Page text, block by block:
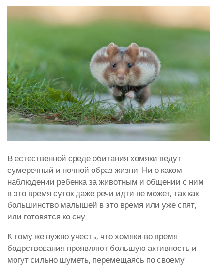
В естественной среде обитания хомяки ведут
сумеречный и ночной образ жизни. Ни о каком
наблюдении ребенка за животным и общении с ним
в это время суток даже речи идти не может, так как
большинство малышей в это время или уже спят,
или готовятся ко сну.
К тому же нужно учесть, что хомяки во время
бодрствования проявляют большую активность и
могут сильно шуметь, перемещаясь по своему